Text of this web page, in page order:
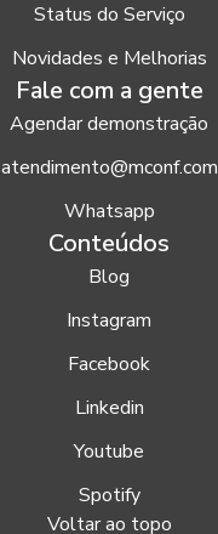
Status do Serviço
Novidades e Melhorias
Fale com a gente
Agendar demonstração
atendimento@mconf.com
Whatsapp
Conteúdos
Blog
Instagram
Facebook
Linkedin
Youtube
Spotify
Voltar ao topo